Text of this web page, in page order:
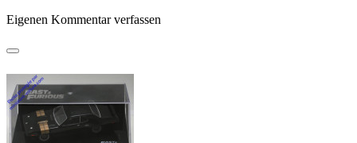
Eigenen Kommentar verfassen